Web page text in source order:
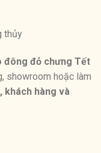
thủy
đông đỏ chưng Tết
showroom hoặc làm
khách hàng và